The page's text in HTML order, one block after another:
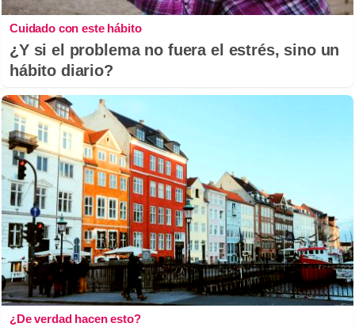
Cuidado con este hábito
¿Y si el problema no fuera el estrés, sino un
hábito diario?
¿De verdad hacen esto?